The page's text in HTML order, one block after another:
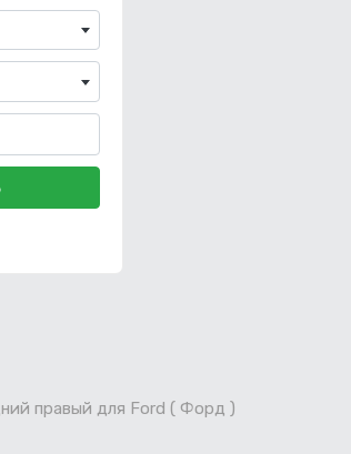
правый для Ford ( Форд )